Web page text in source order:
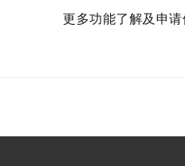
更多功能了解及申